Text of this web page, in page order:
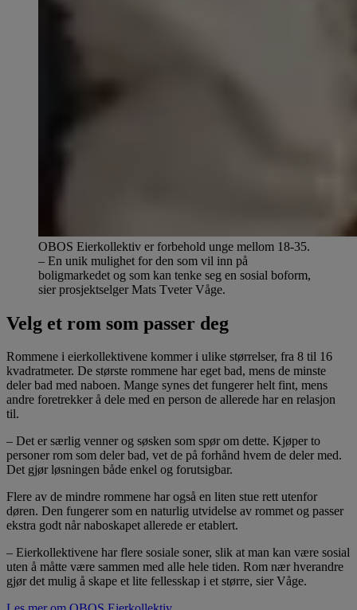
OBOS Eierkollektiv er forbehold unge mellom 18-35.
– En unik mulighet for den som vil inn på
boligmarkedet og som kan tenke seg en sosial boform,
sier prosjektselger Mats Tveter Våge.
Velg et rom som passer deg
Rommene i eierkollektivene kommer i ulike størrelser, fra 8 til 16
kvadratmeter. De største rommene har eget bad, mens de minste
deler bad med naboen. Mange synes det fungerer helt fint, mens
andre foretrekker å dele med en person de allerede har en relasjon
til.
– Det er særlig venner og søsken som spør om dette. Kjøper to
personer rom som deler bad, vet de på forhånd hvem de deler med.
Det gjør løsningen både enkel og forutsigbar.
Flere av de mindre rommene har også en liten stue rett utenfor
døren. Den fungerer som en naturlig utvidelse av rommet og passer
ekstra godt når naboskapet allerede er etablert.
– Eierkollektivene har flere sosiale soner, slik at man kan være sosial
uten å måtte være sammen med alle hele tiden. Rom nær hverandre
gjør det mulig å skape et lite fellesskap i et større, sier Våge.